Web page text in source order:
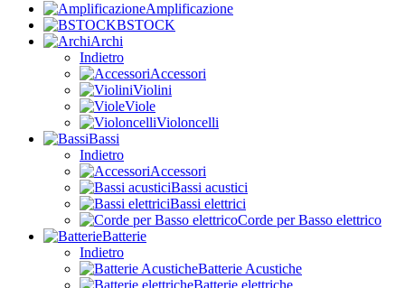
Amplificazione
BSTOCK
Archi
Indietro
Accessori
Violini
Viole
Violoncelli
Bassi
Indietro
Accessori
Bassi acustici
Bassi elettrici
Corde per Basso elettrico
Batterie
Indietro
Batterie Acustiche
Batterie elettriche